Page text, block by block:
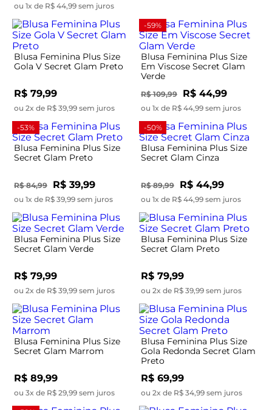
ou 1x de R$ 44,99 sem juros
Blusa Feminina Plus Size
Gola V Secret Glam Preto
R$ 79,99
ou 2x de R$ 39,99 sem juros
-59%
Blusa Feminina Plus Size
Em Viscose Secret Glam
Verde
R$ 109,99 R$ 44,99
ou 1x de R$ 44,99 sem juros
-53%
Blusa Feminina Plus Size
Secret Glam Preto
R$ 84,99 R$ 39,99
ou 1x de R$ 39,99 sem juros
-50%
Blusa Feminina Plus Size
Secret Glam Cinza
R$ 89,99 R$ 44,99
ou 1x de R$ 44,99 sem juros
Blusa Feminina Plus Size
Secret Glam Verde
R$ 79,99
ou 2x de R$ 39,99 sem juros
Blusa Feminina Plus Size
Secret Glam Preto
R$ 79,99
ou 2x de R$ 39,99 sem juros
Blusa Feminina Plus Size
Secret Glam Marrom
R$ 89,99
ou 3x de R$ 29,99 sem juros
Blusa Feminina Plus Size
Gola Redonda Secret Glam
Preto
R$ 69,99
ou 2x de R$ 34,99 sem juros